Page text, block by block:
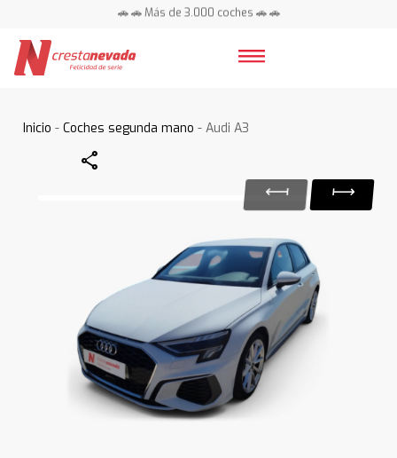
🚗 🚗 Más de 3.000 coches 🚗 🚗
Inicio -Coches segunda mano - Audi A3
Share